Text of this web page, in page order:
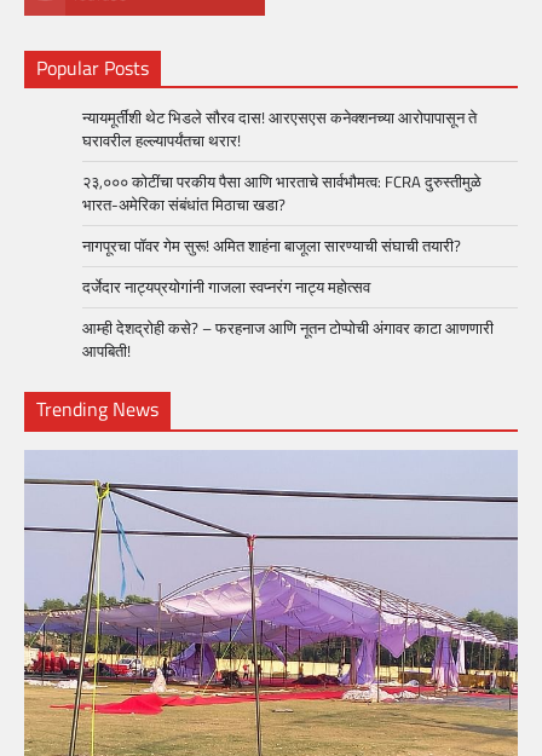
Popular Posts
न्यायमूर्तींशी थेट भिडले सौरव दास! आरएसएस कनेक्शनच्या आरोपापासून ते
घरावरील हल्ल्यापर्यंतचा थरार!
२३,००० कोटींचा परकीय पैसा आणि भारताचे सार्वभौमत्व: FCRA दुरुस्तीमुळे
भारत-अमेरिका संबंधांत मिठाचा खडा?
नागपूरचा पॉवर गेम सुरू! अमित शाहंना बाजूला सारण्याची संघाची तयारी?
दर्जेदार नाट्यप्रयोगांनी गाजला स्वप्नरंग नाट्य महोत्सव
आम्ही देशद्रोही कसे? – फरहनाज आणि नूतन टोप्पोची अंगावर काटा आणणारी
आपबिती!
Trending News